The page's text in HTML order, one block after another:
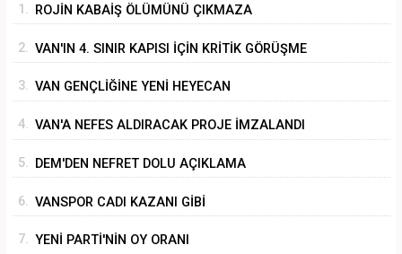
1. ROJİN KABAİŞ ÖLÜMÜNÜ ÇIKMAZA
2. VAN'IN 4. SINIR KAPISI İÇİN KRİTİK GÖRÜŞME
3. VAN GENÇLİĞİNE YENİ HEYECAN
4. VAN'A NEFES ALDIRACAK PROJE İMZALANDI
5. DEM'DEN NEFRET DOLU AÇIKLAMA
6. VANSPOR CADI KAZANI GİBİ
7. YENİ PARTİ'NİN OY ORANI